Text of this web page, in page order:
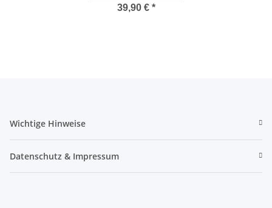
Gelenk oben
39,90 € *
Wichtige Hinweise
Datenschutz & Impressum